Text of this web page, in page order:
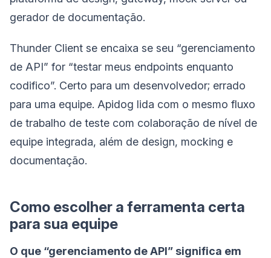
gerador de documentação.
Thunder Client se encaixa se seu “gerenciamento
de API” for “testar meus endpoints enquanto
codifico”. Certo para um desenvolvedor; errado
para uma equipe. Apidog lida com o mesmo fluxo
de trabalho de teste com colaboração de nível de
equipe integrada, além de design, mocking e
documentação.
Como escolher a ferramenta certa
para sua equipe
O que “gerenciamento de API” significa em